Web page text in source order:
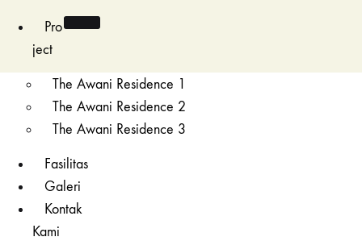
Pro
ject
The Awani Residence 1
The Awani Residence 2
The Awani Residence 3
Fasilitas
Galeri
Kontak
Kami